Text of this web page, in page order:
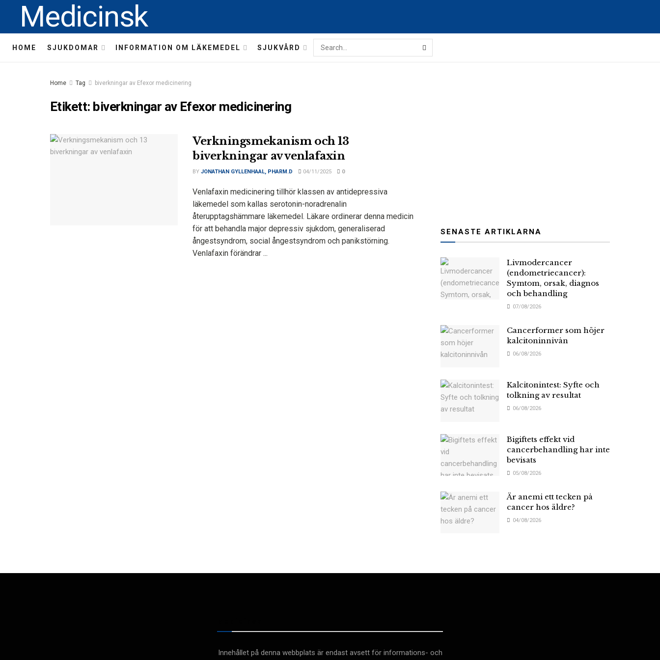
Medicinsk
HOME SJUKDOMAR INFORMATION OM LÄKEMEDEL SJUKVÅRD
Home Tag biverkningar av Efexor medicinering
Etikett: biverkningar av Efexor medicinering
Verkningsmekanism och 13
biverkningar av venlafaxin
BY JONATHAN GYLLENHAAL, PHARM.D 04/11/2025 0
Venlafaxin medicinering tillhör klassen av antidepressiva
läkemedel som kallas serotonin-noradrenalin
återupptagshämmare läkemedel. Läkare ordinerar denna medicin
för att behandla major depressiv sjukdom, generaliserad
ångestsyndrom, social ångestsyndrom och panikstörning.
Venlafaxin förändrar ...
SENASTE ARTIKLARNA
Livmodercancer
(endometriecancer):
Symtom, orsak, diagnos
och behandling
07/08/2026
Cancerformer som höjer
kalcitoninnivån
06/08/2026
Kalcitonintest: Syfte och
tolkning av resultat
06/08/2026
Bigiftets effekt vid
cancerbehandling har inte
bevisats
05/08/2026
Är anemi ett tecken på
cancer hos äldre?
04/08/2026
Innehållet på denna webbplats är endast avsett för informations- och